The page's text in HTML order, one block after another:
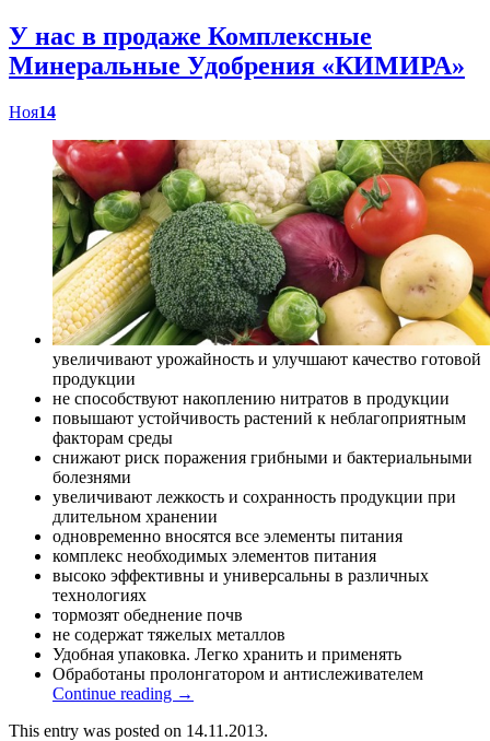
У нас в продаже Комплексные
Минеральные Удобрения «КИМИРА»
Ноя14
увеличивают урожайность и улучшают качество готовой
продукции
не способствуют накоплению нитратов в продукции
повышают устойчивость растений к неблагоприятным
факторам среды
снижают риск поражения грибными и бактериальными
болезнями
увеличивают лежкость и сохранность продукции при
длительном хранении
одновременно вносятся все элементы питания
комплекс необходимых элементов питания
высоко эффективны и универсальны в различных
технологиях
тормозят обеднение почв
не содержат тяжелых металлов
Удобная упаковка. Легко хранить и применять
Обработаны пролонгатором и антислеживателем
Continue reading →
This entry was posted on 14.11.2013.